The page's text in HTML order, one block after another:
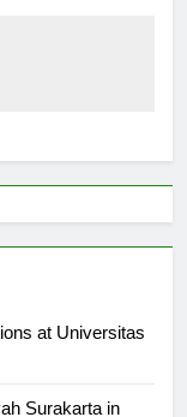
at Universitas